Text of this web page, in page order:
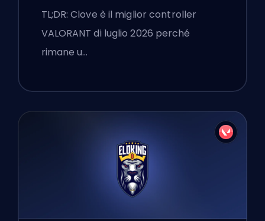
TL;DR: Clove è il miglior controller
VALORANT di luglio 2026 perché
rimane u…